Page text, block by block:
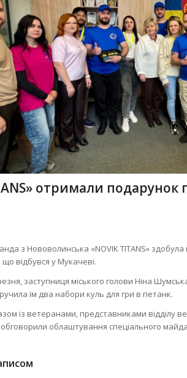
отримали подарунок
з Нововолинська «NOVIK TITANS»
що відбувся у Мукачеві.
заступниця міського голови Ніна
їм два набори куль для гри в петанк.
із ветеранами, представниками відділу
облаштування спеціального